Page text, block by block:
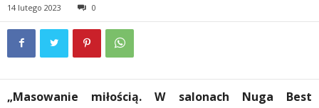
14 lutego 2023 0
„Masowanie miłością. W salonach Nuga Best